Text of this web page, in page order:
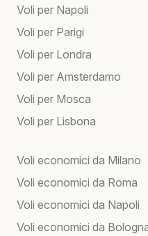
Voli per Napoli
Voli per Parigi
Voli per Londra
Voli per Amsterdamo
Voli per Mosca
Voli per Lisbona
Voli economici da Milano
Voli economici da Roma
Voli economici da Napoli
Voli economici da